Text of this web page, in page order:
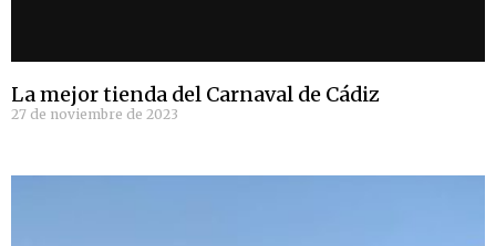
La mejor tienda del Carnaval de Cádiz
27 de noviembre de 2023